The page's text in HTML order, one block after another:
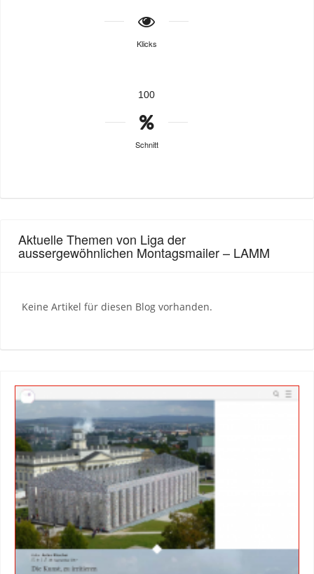
Klicks
100
Schnitt
Aktuelle Themen von Liga der
aussergewöhnlichen Montagsmailer – LAMM
Keine Artikel für diesen Blog vorhanden.